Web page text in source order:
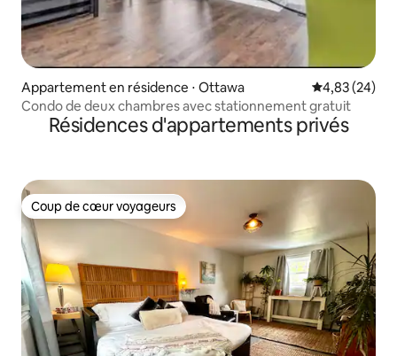
Appartement en résidence ⋅ Ottawa Évaluation
4,83 (24)
Condo de deux chambres avec stationnement gratuit
Résidences d'appartements privés
Coup de cœur voyageurs
Coup de cœur voyageurs